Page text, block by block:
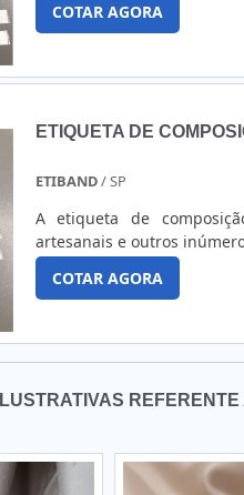
COTAR AGORA
ETIQUETA DE
ETIBAND/ SP
A etiqueta de
artesanais e outros
COTAR AGORA
REFERENTE